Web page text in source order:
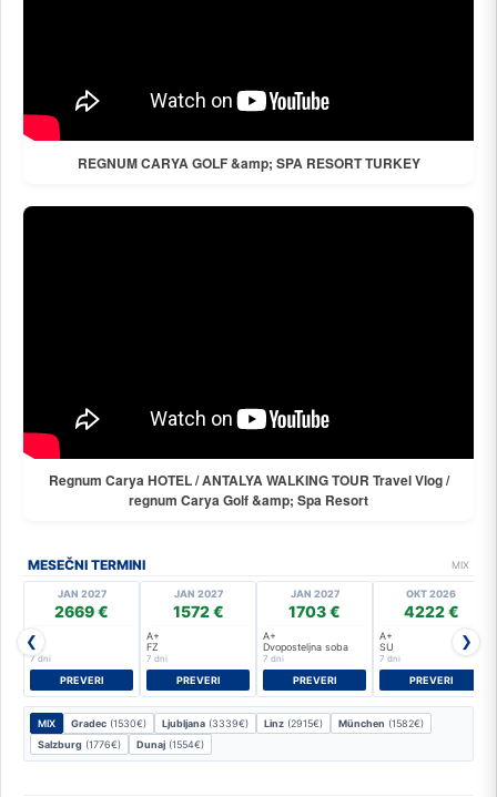
REGNUM CARYA GOLF &amp; SPA RESORT TURKEY
Regnum Carya HOTEL / ANTALYA WALKING TOUR Travel Vlog /
regnum Carya Golf &amp; Spa Resort
MESEČNI TERMINI MIX
❮
JAN 2027
2669 €
A+
SU
7 dni
PREVERI
JAN 2027
1572 €
A+
FZ
7 dni
PREVERI
JAN 2027
1703 €
A+
Dvoposteljna soba
7 dni
PREVERI
OKT 2026
4222 €
A+
SU
7 dni
PREVERI
❯
MIX Gradec (1530€) Ljubljana (3339€) Linz (2915€) München (1582€)
Salzburg (1776€) Dunaj (1554€)